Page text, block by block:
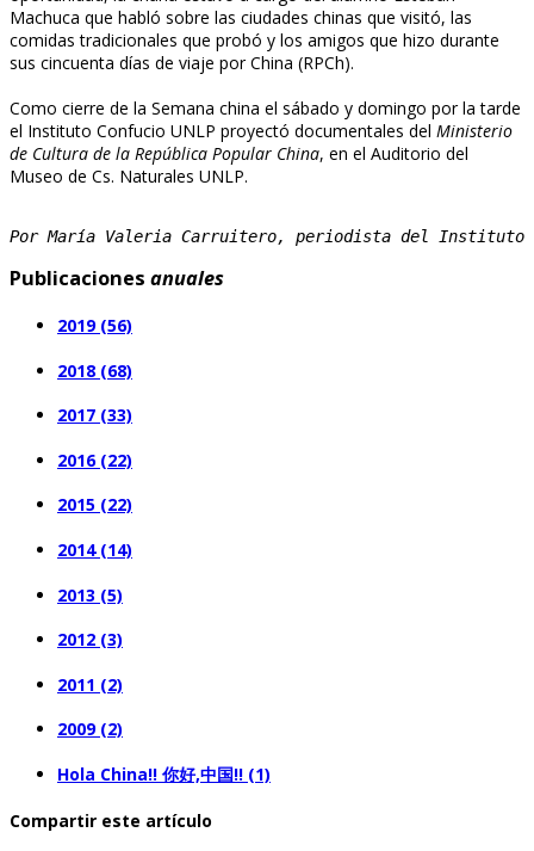
Machuca que habló sobre las ciudades chinas que visitó, las
comidas tradicionales que probó y los amigos que hizo durante
sus cincuenta días de viaje por China (RPCh).
Como cierre de la Semana china el sábado y domingo por la tarde
el Instituto Confucio UNLP proyectó documentales del Ministerio
de Cultura de la República Popular China, en el Auditorio del
Museo de Cs. Naturales UNLP.
Por María Valeria Carruitero, periodista del Instituto
Publicaciones anuales
2019 (56)
2018 (68)
2017 (33)
2016 (22)
2015 (22)
2014 (14)
2013 (5)
2012 (3)
2011 (2)
2009 (2)
Hola China!! 你好,中国!! (1)
Compartir este artículo